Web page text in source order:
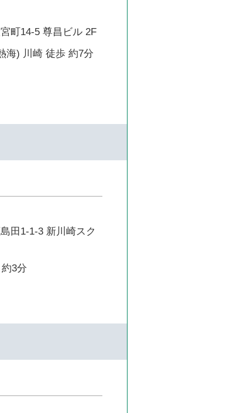
町14-5 尊昌ビル 2F
海) 川崎 徒歩 約7分
田1-1-3 新川崎スク
3分